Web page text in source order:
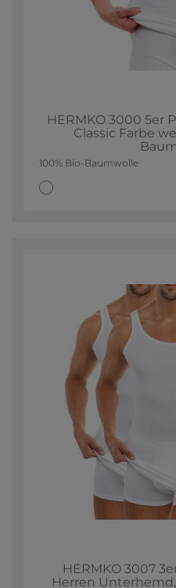
HERMKO 3000 5er
Classic Farbe
100% Bio-Baumwolle
HERMKO 3007
Herren